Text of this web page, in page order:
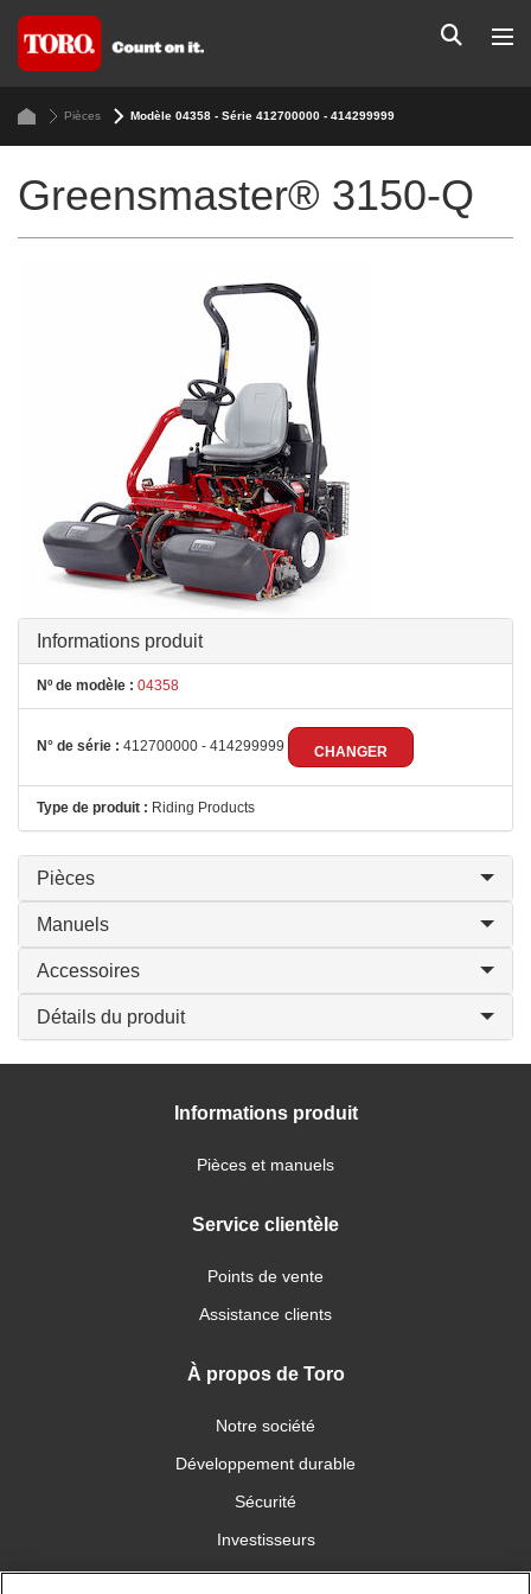
Pièces Modèle 04358 - Série 412700000 - 414299999
Greensmaster® 3150-Q
Informations produit
Nº de modèle : 04358
N° de série : 412700000 - 414299999 CHANGER
Type de produit : Riding Products
Pièces
Manuels
Accessoires
Détails du produit
Informations produit
Pièces et manuels
Service clientèle
Points de vente
Assistance clients
À propos de Toro
Notre société
Développement durable
Sécurité
Investisseurs
Carrières